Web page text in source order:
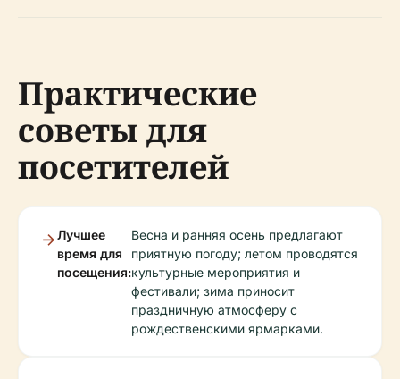
Практические
советы для
посетителей
Лучшее
время для
посещения:
Весна и ранняя осень предлагают
приятную погоду; летом проводятся
культурные мероприятия и
фестивали; зима приносит
праздничную атмосферу с
рождественскими ярмарками.